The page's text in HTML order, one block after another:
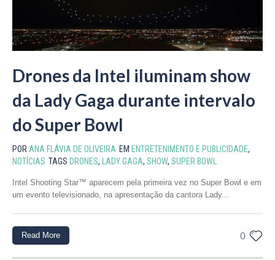
Drones da Intel iluminam show
da Lady Gaga durante intervalo
do Super Bowl
POR ANA FLÁVIA DE OLIVEIRA EM ENTRETENIMENTO E PUBLICIDADE,
NOTÍCIAS TAGS DRONES, LADY GAGA, SHOW, SUPER BOWL
Intel Shooting Star™ aparecem pela primeira vez no Super Bowl e em
um evento televisionado, na apresentação da cantora Lady...
0
Read More